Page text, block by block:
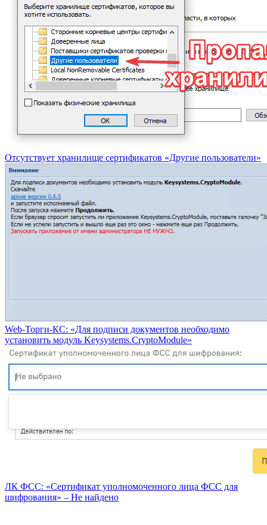
Отсутствует хранилище сертификатов «Другие пользователи»
Web-Торги-КС: «Для подписи документов необходимо
установить модуль Keysystems.CryptoModule»
ЛК ФСС: «Сертификат уполномоченного лица ФСС для
шифрования» – Не найдено